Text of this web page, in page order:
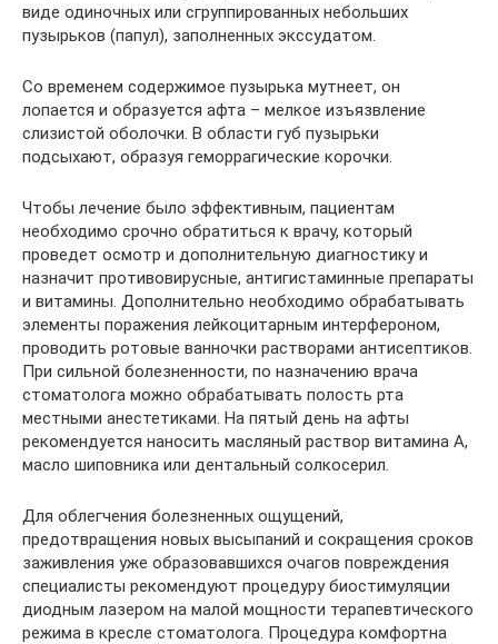
виде одиночных или сгруппированных небольших
пузырьков (папул), заполненных экссудатом.
Со временем содержимое пузырька мутнеет, он
лопается и образуется афта – мелкое изъязвление
слизистой оболочки. В области губ пузырьки
подсыхают, образуя геморрагические корочки.
Чтобы лечение было эффективным, пациентам
необходимо срочно обратиться к врачу, который
проведет осмотр и дополнительную диагностику и
назначит противовирусные, антигистаминные препараты
и витамины. Дополнительно необходимо обрабатывать
элементы поражения лейкоцитарным интерфероном,
проводить ротовые ванночки растворами антисептиков.
При сильной болезненности, по назначению врача
стоматолога можно обрабатывать полость рта
местными анестетиками. На пятый день на афты
рекомендуется наносить масляный раствор витамина А,
масло шиповника или дентальный солкосерил.
Для облегчения болезненных ощущений,
предотвращения новых высыпаний и сокращения сроков
заживления уже образовавшихся очагов повреждения
специалисты рекомендуют процедуру биостимуляции
диодным лазером на малой мощности терапевтического
режима в кресле стоматолога. Процедура комфортна